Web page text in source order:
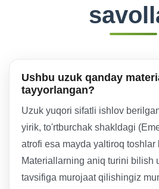
Ushbu uzuk qanday
tayyorlangan?
Uzuk yuqori sifatli ishlov
yirik, to'rtburchak shakldagi
atrofi esa mayda yaltiroq toshlar
Materiallarning aniq turini bilish
tavsifiga murojaat qilishingiz